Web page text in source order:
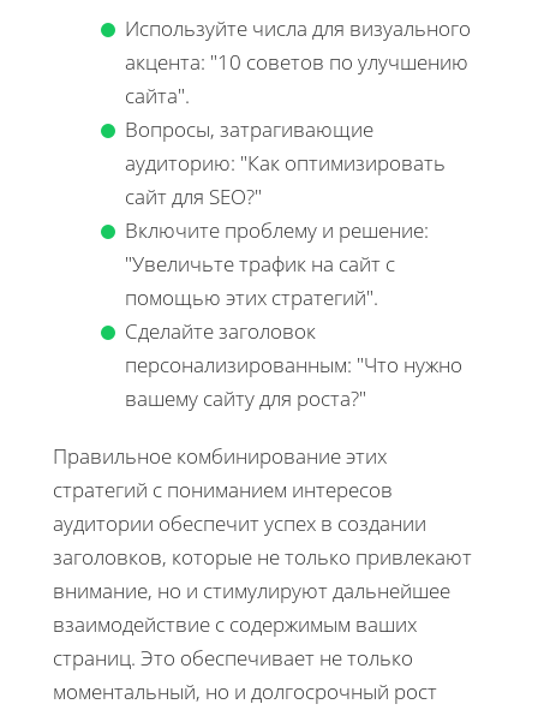
Используйте числа для визуального
акцента: "10 советов по улучшению
сайта".
Вопросы, затрагивающие
аудиторию: "Как оптимизировать
сайт для SEO?"
Включите проблему и решение:
"Увеличьте трафик на сайт с
помощью этих стратегий".
Сделайте заголовок
персонализированным: "Что нужно
вашему сайту для роста?"
Правильное комбинирование этих
стратегий с пониманием интересов
аудитории обеспечит успех в создании
заголовков, которые не только привлекают
внимание, но и стимулируют дальнейшее
взаимодействие с содержимым ваших
страниц. Это обеспечивает не только
моментальный, но и долгосрочный рост